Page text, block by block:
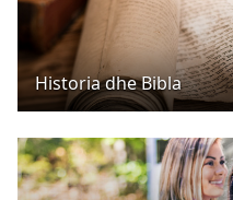
Historia dhe Bibla